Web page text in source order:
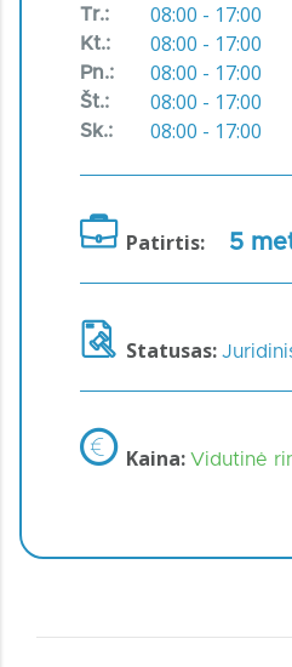
Tr.: 08:00 - 17:00
Kt.: 08:00 - 17:00
Pn.: 08:00 - 17:00
Št.: 08:00 - 17:00
Sk.: 08:00 - 17:00
Patirtis: 5
Statusas:
Kaina: Vidutinė